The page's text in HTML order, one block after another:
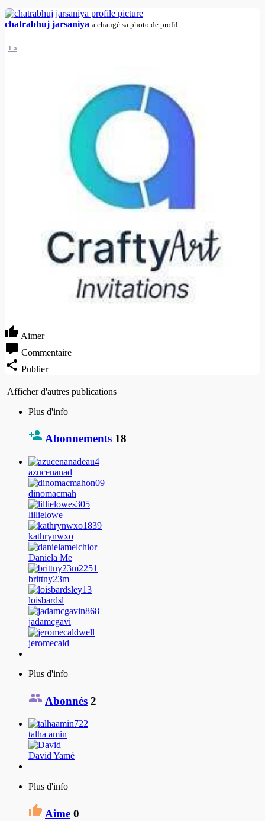
chatrabhuj jarsaniya a changé sa photo de profil
1 a
Aimer
Commentaire
Publier
Afficher d'autres publications
Plus d'info
Abonnements 18
azucenanad
dinomacmah
lillielowe
kathrynwxo
Daniela Me
brittny23m
loisbardsl
jadamcgavi
jeromecald
Plus d'info
Abonnés 2
talha amin
David Yamé
Plus d'info
Aime 0